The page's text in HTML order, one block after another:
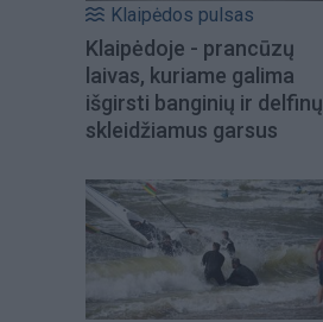
Klaipėdos pulsas
Klaipėdoje - prancūzų
laivas, kuriame galima
išgirsti banginių ir delfinų
skleidžiamus garsus